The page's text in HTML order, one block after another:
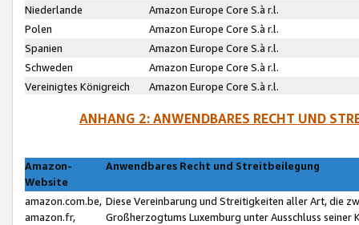
Niederlande
Amazon Europe Core S.à r.l.
Polen
Amazon Europe Core S.à r.l.
Spanien
Amazon Europe Core S.à r.l.
Schweden
Amazon Europe Core S.à r.l.
Vereinigtes Königreich
Amazon Europe Core S.à r.l.
ANHANG 2: ANWENDBARES RECHT UND
Amazon-
Website
Anwendbares Recht und Streitbeilegung
amazon.com.be,
amazon.fr,
Diese Vereinbarung und Streitigkeiten aller Art, die
Großherzogtums Luxemburg unter Ausschluss